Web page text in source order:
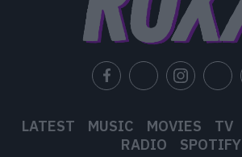
LATEST MUSIC MOVIES TV
RADIO
SPOTIFY